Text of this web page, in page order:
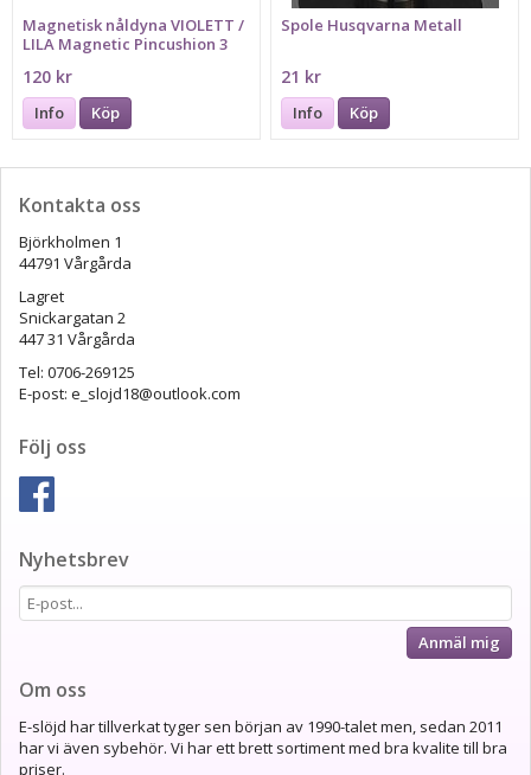
Magnetisk nåldyna VIOLETT /
LILA Magnetic Pincushion 3
120 kr
Info Köp
Spole Husqvarna Metall
21 kr
Info Köp
Kontakta oss
Björkholmen 1
44791 Vårgårda
Lagret
Snickargatan 2
447 31 Vårgårda
Tel: 0706-269125
E-post: e_slojd18@outlook.com
Följ oss
Nyhetsbrev
Anmäl mig
Om oss
E-slöjd har tillverkat tyger sen början av 1990-talet men, sedan 2011
har vi även sybehör. Vi har ett brett sortiment med bra kvalite till bra
priser.